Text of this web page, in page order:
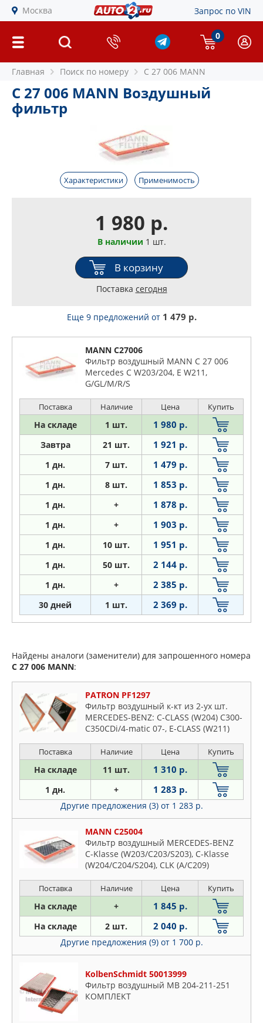
Москва Запрос по VIN
0
Главная Поиск по номеру C 27 006 MANN
C 27 006 MANN Воздушный
фильтр
Характеристики Применимость
1 980 р.
В наличии 1 шт.
В корзину
Поставка сегодня
Еще 9 предложений от 1 479 р.
MANN C27006
Фильтр воздушный MANN C 27 006
Mercedes C W203/204, E W211,
G/GL/M/R/S
Поставка Наличие Цена Купить
На складе 1 шт. 1 980 р.
Завтра 21 шт. 1 921 р.
1 дн. 7 шт. 1 479 р.
1 дн. 8 шт. 1 853 р.
1 дн. + 1 878 р.
1 дн. + 1 903 р.
1 дн. 10 шт. 1 951 р.
1 дн. 50 шт. 2 144 р.
1 дн. + 2 385 р.
30 дней 1 шт. 2 369 р.
Найдены аналоги (заменители) для запрошенного номера
C 27 006 MANN:
PATRON PF1297
Фильтр воздушный к-кт из 2-ух шт.
MERCEDES-BENZ: C-CLASS (W204) C300-
C350CDi/4-matic 07-, E-CLASS (W211)
ML280-ML350CDi 4-matic 05-
Поставка Наличие Цена Купить
На складе 11 шт. 1 310 р.
1 дн. + 1 283 р.
Другие предложения (3) от 1 283 р.
MANN C25004
Фильтр воздушный MERCEDES-BENZ
C-Klasse (W203/C203/S203), C-Klasse
(W204/C204/S204), CLK (A/C209)
Поставка Наличие Цена Купить
На складе + 1 845 р.
На складе 2 шт. 2 040 р.
Другие предложения (9) от 1 700 р.
KolbenSchmidt 50013999
Фильтр воздушный МВ 204-211-251
КОМПЛЕКТ